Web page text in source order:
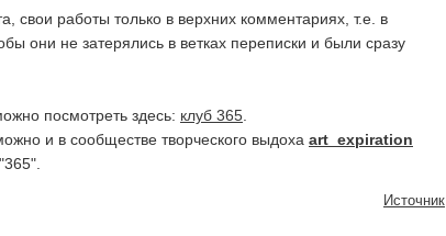
свои работы только в верхних комментариях, т.е. в
они не затерялись в ветках переписки и были сразу
посмотреть здесь: клуб 365
и в сообществе творческого выдоха art_expiration
Источник